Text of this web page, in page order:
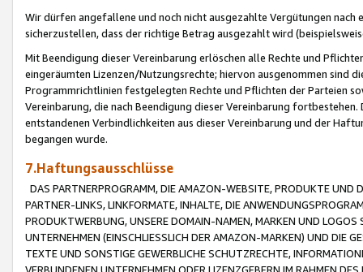
Wir dürfen angefallene und noch nicht ausgezahlte Vergütungen
sicherzustellen, dass der richtige Betrag ausgezahlt wird
Mit Beendigung dieser Vereinbarung erlöschen alle Rechte und
eingeräumten Lizenzen/Nutzungsrechte; hiervon ausgenommen sind
Programmrichtlinien festgelegten Rechte und Pflichten der Parteien
Vereinbarung, die nach Beendigung dieser Vereinbarung
entstandenen Verbindlichkeiten aus dieser Vereinbarung und der
begangen wurde.
7.Haftungsausschlüsse
DAS PARTNERPROGRAMM, DIE AMAZON-WEBSITE, PRODUKTE UND
PARTNER-LINKS, LINKFORMATE, INHALTE, DIE
PRODUKTWERBUNG, UNSERE DOMAIN-NAMEN, MARKEN UND
UNTERNEHMEN (EINSCHLIESSLICH DER AMAZON-MARKEN) UND DIE
TEXTE UND SONSTIGE GEWERBLICHE SCHUTZRECHTE,